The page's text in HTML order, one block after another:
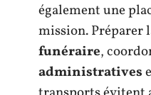
également une
mission. Préparer
funéraire,
administratives